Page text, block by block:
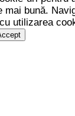
mai bună.
utilizarea